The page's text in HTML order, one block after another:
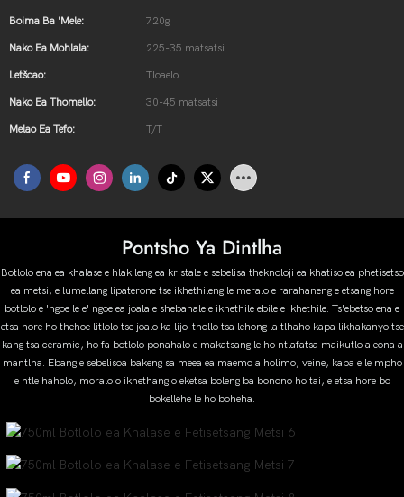
Boima Ba 'mele: 720g
Nako Ea Mohlala: 225-35 matsatsi
Letšoao: Tloaelo
Nako Ea Thomello: 30-45 matsatsi
Melao Ea Tefo: T/T
Pontsho Ya Dintlha
Botlolo ena ea khalase e hlakileng ea kristale e sebelisa theknoloji ea khatiso ea phetisetso
ea metsi, e lumellang lipaterone tse ikhethileng le meralo e rarahaneng e etsang hore
botlolo e 'ngoe le e' ngoe ea joala e shebahale e ikhethile ebile e ikhethile. Ts'ebetso ena e
etsa hore ho thehoe litlolo tse joalo ka lijo-thollo tsa lehong la tlhaho kapa likhakanyo tse
kang tsa ceramic, ho fa botlolo ponahalo e makatsang le ho ntlafatsa maikutlo a eona a
mantlha. Ebang e sebelisoa bakeng sa meea ea maemo a holimo, veine, kapa e le mpho
e ntle haholo, moralo o ikhethang o eketsa boleng ba bonono ho tai, e etsa hore bo
bokellehe le ho boheha.